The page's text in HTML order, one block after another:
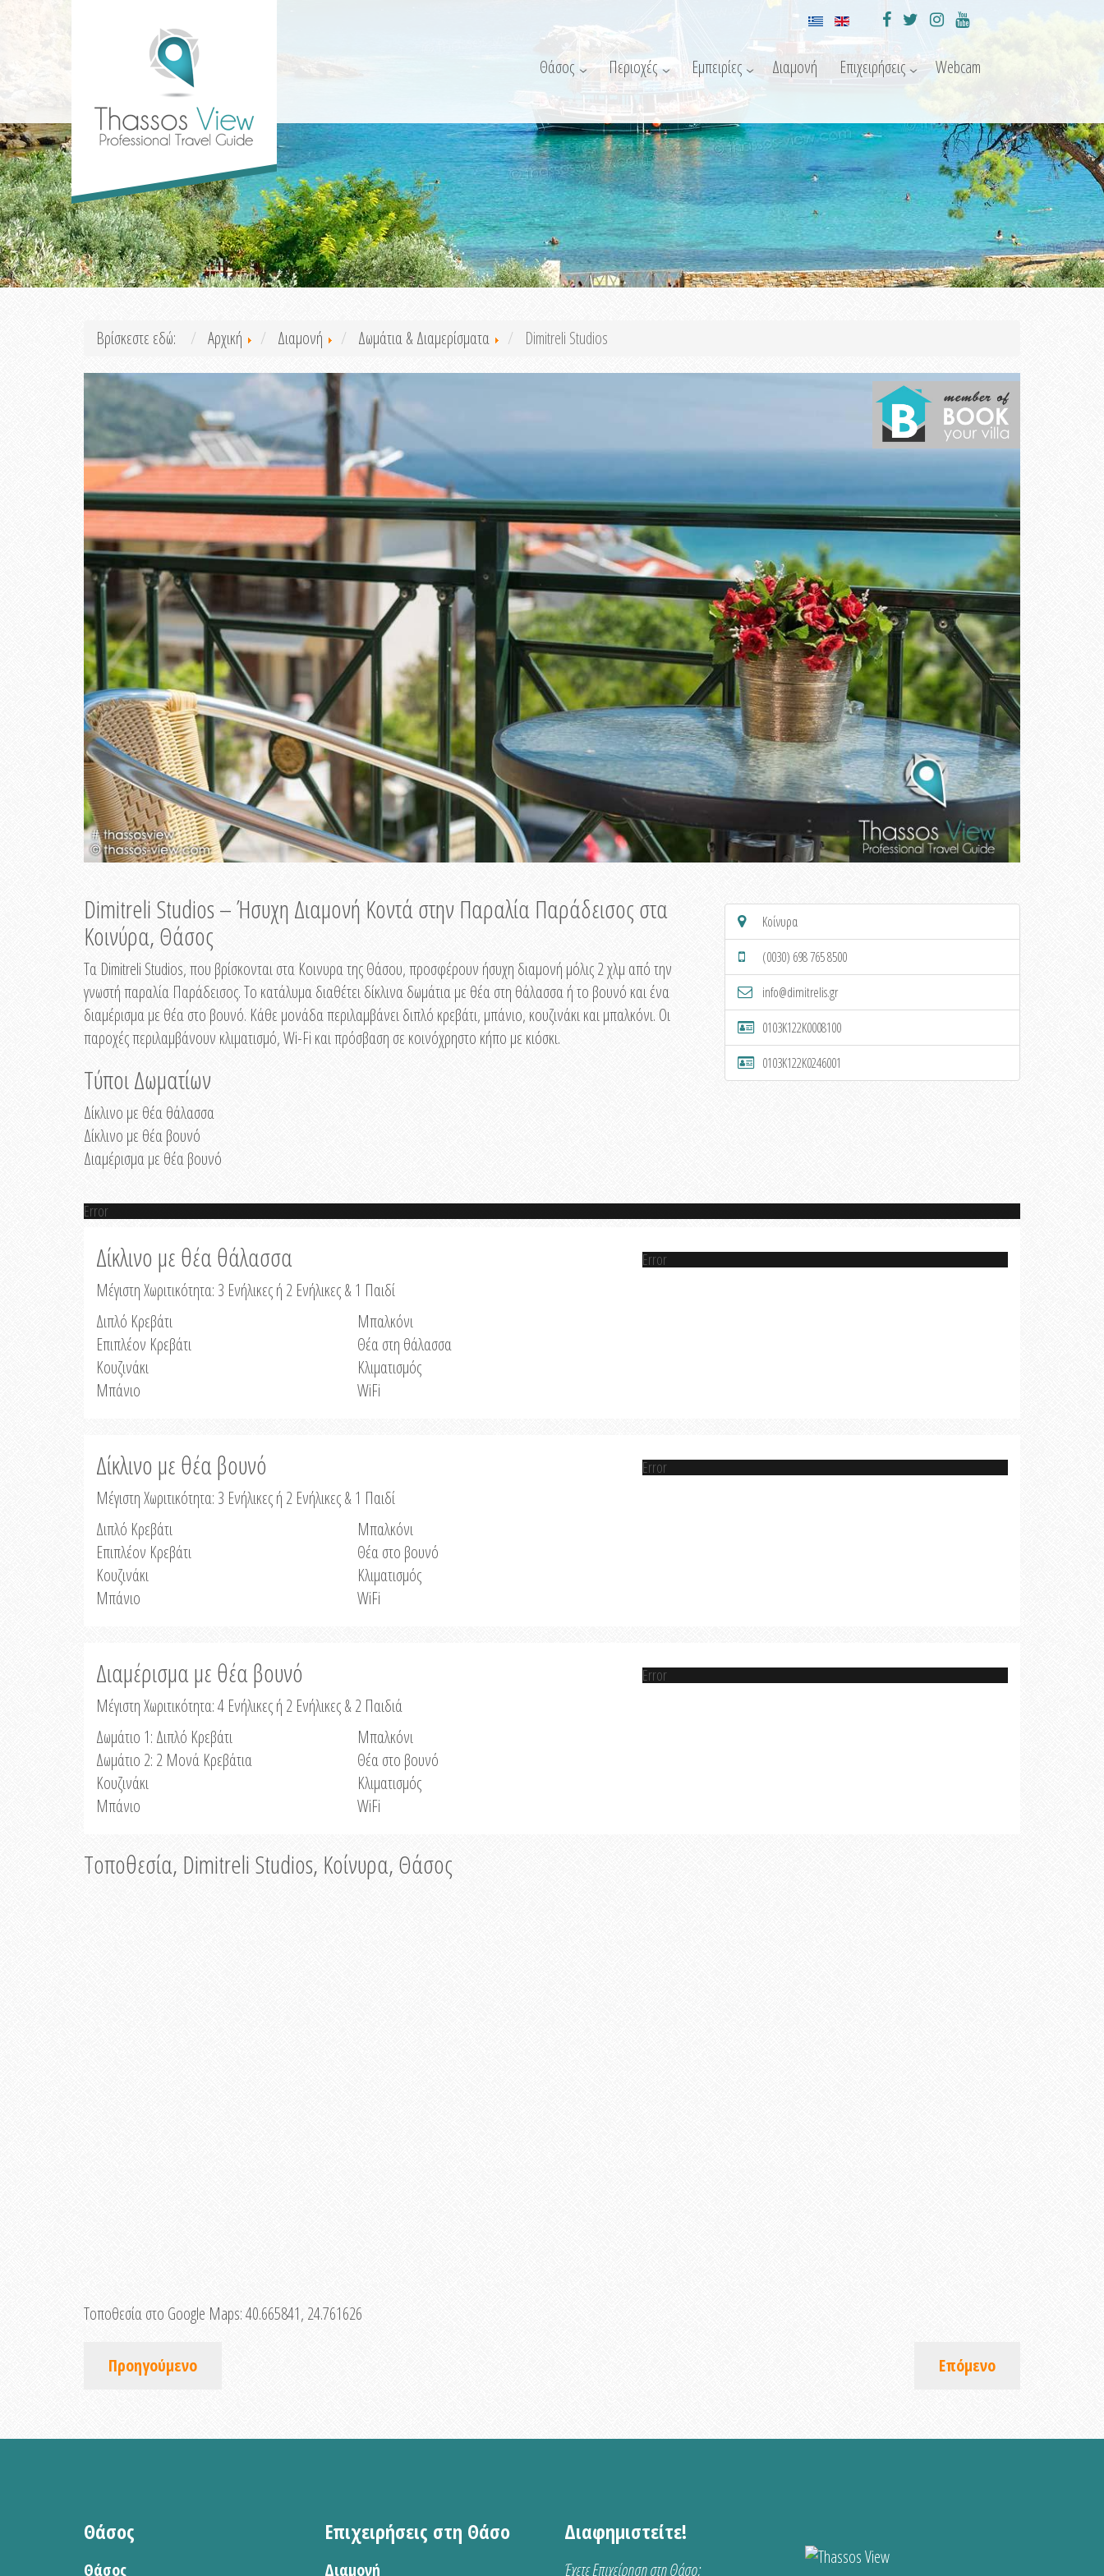
Θάσος Περιοχές Εμπειρίες Διαμονή Επιχειρήσεις Webcam
Βρίσκεστε εδώ: Αρχική Διαμονή Δωμάτια & Διαμερίσματα Dimitreli Studios
Dimitreli Studios – Ήσυχη Διαμονή Κοντά στην Παραλία Παράδεισος στα
Κοινύρα, Θάσος
Τα Dimitreli Studios, που βρίσκονται στα Κοινυρα της Θάσου, προσφέρουν ήσυχη διαμονή μόλις 2 χλμ από την
γνωστή παραλία Παράδεισος. Το κατάλυμα διαθέτει δίκλινα δωμάτια με θέα στη θάλασσα ή το βουνό και ένα
διαμέρισμα με θέα στο βουνό. Κάθε μονάδα περιλαμβάνει διπλό κρεβάτι, μπάνιο, κουζινάκι και μπαλκόνι. Οι
παροχές περιλαμβάνουν κλιματισμό, Wi-Fi και πρόσβαση σε κοινόχρηστο κήπο με κιόσκι.
Τύποι Δωματίων
Δίκλινο με θέα θάλασσα
Δίκλινο με θέα βουνό
Διαμέρισμα με θέα βουνό
Κοίνυρα
(0030) 698 765 8500
info@dimitrelis.gr
0103K122K0008100
0103K122K0246001
Error
Δίκλινο με θέα θάλασσα
Μέγιστη Χωριτικότητα: 3 Ενήλικες ή 2 Ενήλικες & 1 Παιδί
Διπλό Κρεβάτι
Επιπλέον Κρεβάτι
Κουζινάκι
Μπάνιο
Μπαλκόνι
Θέα στη θάλασσα
Κλιματισμός
WiFi
Error
Δίκλινο με θέα βουνό
Μέγιστη Χωριτικότητα: 3 Ενήλικες ή 2 Ενήλικες & 1 Παιδί
Διπλό Κρεβάτι
Επιπλέον Κρεβάτι
Κουζινάκι
Μπάνιο
Μπαλκόνι
Θέα στο βουνό
Κλιματισμός
WiFi
Error
Διαμέρισμα με θέα βουνό
Μέγιστη Χωριτικότητα: 4 Ενήλικες ή 2 Ενήλικες & 2 Παιδιά
Δωμάτιο 1: Διπλό Κρεβάτι
Δωμάτιο 2: 2 Μονά Κρεβάτια
Κουζινάκι
Μπάνιο
Μπαλκόνι
Θέα στο βουνό
Κλιματισμός
WiFi
Error
Τοποθεσία, Dimitreli Studios, Κοίνυρα, Θάσος
Τοποθεσία στο Google Maps:40.665841, 24.761626
Προηγούμενο Επόμενο
Θάσος
Θάσος
Επιχειρήσεις στη Θάσο
Διαμονή
Διαφημιστείτε!
Έχετε Επιχείρηση στη Θάσο;